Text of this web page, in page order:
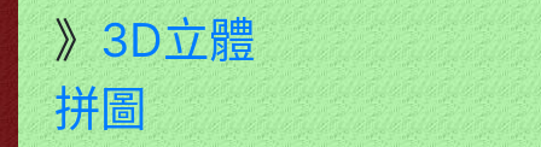
》3D立體
拼圖